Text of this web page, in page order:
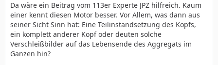
Da wäre ein Beitrag vom 113er Experte JPZ hilfreich. Kaum
einer kennt diesen Motor besser. Vor Allem, was dann aus
seiner Sicht Sinn hat: Eine Teilinstandsetzung des Kopfs,
ein komplett anderer Kopf oder deuten solche
Verschleißbilder auf das Lebensende des Aggregats im
Ganzen hin?